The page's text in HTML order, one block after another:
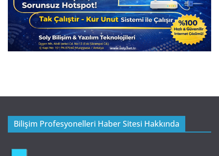
Bilişim Profesyonelleri Haber Sitesi Hakkında